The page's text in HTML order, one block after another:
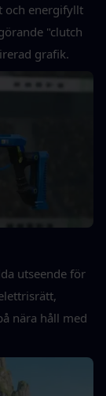
energifyllt
"clutch
grafik.
utseende för
nära håll med